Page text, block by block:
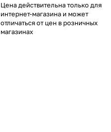
Цена действительна только для
интернет-магазина и может
отличаться от цен в розничных
магазинах